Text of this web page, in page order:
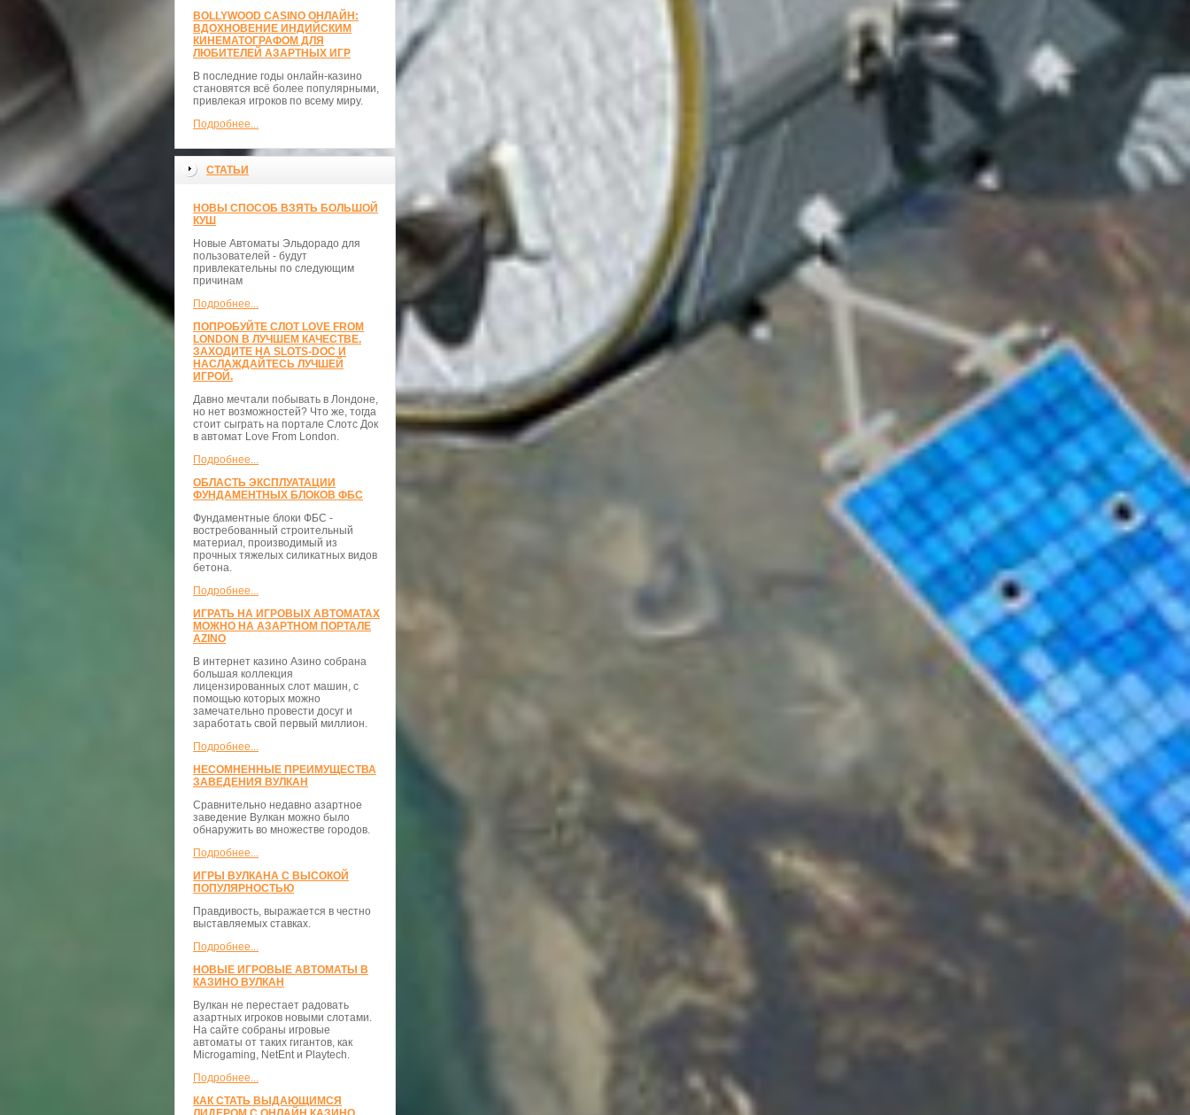
BOLLYWOOD CASINO ОНЛАЙН:
ВДОХНОВЕНИЕ ИНДИЙСКИМ
КИНЕМАТОГРАФОМ ДЛЯ
ЛЮБИТЕЛЕЙ АЗАРТНЫХ ИГР
В последние годы онлайн-казино
становятся всё более популярными,
привлекая игроков по всему миру.
Подробнее...
СТАТЬИ
НОВЫ СПОСОБ ВЗЯТЬ БОЛЬШОЙ
КУШ
Новые Автоматы Эльдорадо для
пользователей - будут
привлекательны по следующим
причинам
Подробнее...
ПОПРОБУЙТЕ СЛОТ LOVE FROM
LONDON В ЛУЧШЕМ КАЧЕСТВЕ.
ЗАХОДИТЕ НА SLOTS-DOC И
НАСЛАЖДАЙТЕСЬ ЛУЧШЕЙ
ИГРОЙ.
Давно мечтали побывать в Лондоне,
но нет возможностей? Что же, тогда
стоит сыграть на портале Слотс Док
в автомат Love From London.
Подробнее...
ОБЛАСТЬ ЭКСПЛУАТАЦИИ
ФУНДАМЕНТНЫХ БЛОКОВ ФБС
Фундаментные блоки ФБС -
востребованный строительный
материал, производимый из
прочных тяжелых силикатных видов
бетона.
Подробнее...
ИГРАТЬ НА ИГРОВЫХ АВТОМАТАХ
МОЖНО НА АЗАРТНОМ ПОРТАЛЕ
AZINO
В интернет казино Азино собрана
большая коллекция
лицензированных слот машин, с
помощью которых можно
замечательно провести досуг и
заработать свой первый миллион.
Подробнее...
НЕСОМНЕННЫЕ ПРЕИМУЩЕСТВА
ЗАВЕДЕНИЯ ВУЛКАН
Сравнительно недавно азартное
заведение Вулкан можно было
обнаружить во множестве городов.
Подробнее...
ИГРЫ ВУЛКАНА С ВЫСОКОЙ
ПОПУЛЯРНОСТЬЮ
Правдивость, выражается в честно
выставляемых ставках.
Подробнее...
НОВЫЕ ИГРОВЫЕ АВТОМАТЫ В
КАЗИНО ВУЛКАН
Вулкан не перестает радовать
азартных игроков новыми слотами.
На сайте собраны игровые
автоматы от таких гигантов, как
Microgaming, NetEnt и Playtech.
Подробнее...
КАК СТАТЬ ВЫДАЮЩИМСЯ